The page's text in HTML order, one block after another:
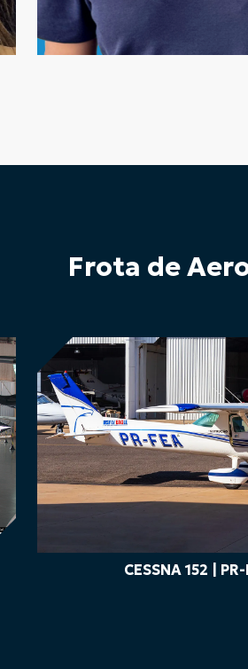
INVA / SBMG
Ver currículo >
Frota de
CESSNA 152 |